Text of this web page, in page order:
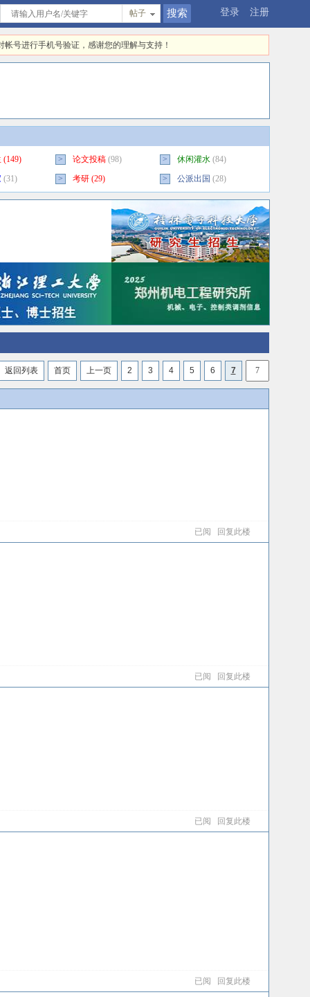
登录 注册
帖子
号进行手机号验证，感谢您的理解与支持！
(149) > 论文投稿(98) > 休闲灌水(84)
(31) > 考研(29) > 公派出国 (28)
返回列表 首页 上一页 2 3 4 5 6 7
已阅 回复此楼
已阅 回复此楼
已阅 回复此楼
已阅 回复此楼